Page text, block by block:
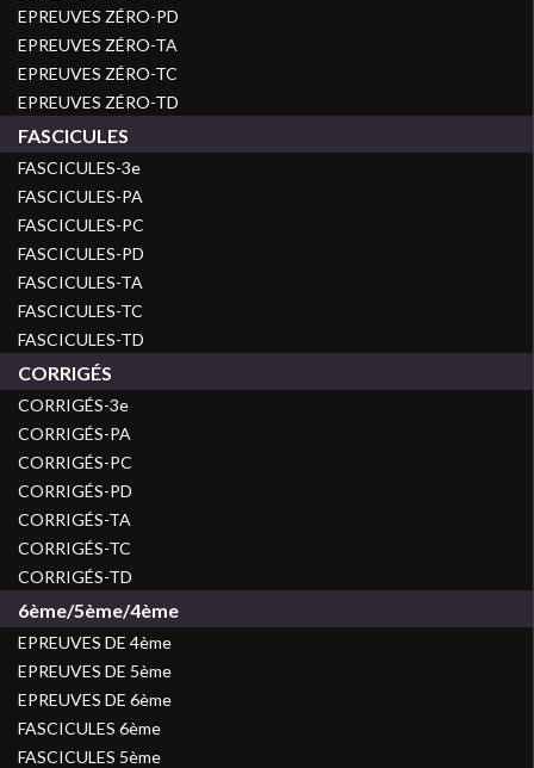
EPREUVES ZÉRO-PD
EPREUVES ZÉRO-TA
EPREUVES ZÉRO-TC
EPREUVES ZÉRO-TD
FASCICULES
FASCICULES-3e
FASCICULES-PA
FASCICULES-PC
FASCICULES-PD
FASCICULES-TA
FASCICULES-TC
FASCICULES-TD
CORRIGÉS
CORRIGÉS-3e
CORRIGÉS-PA
CORRIGÉS-PC
CORRIGÉS-PD
CORRIGÉS-TA
CORRIGÉS-TC
CORRIGÉS-TD
6ème/5ème/4ème
EPREUVES DE 4ème
EPREUVES DE 5ème
EPREUVES DE 6ème
FASCICULES 6ème
FASCICULES 5ème